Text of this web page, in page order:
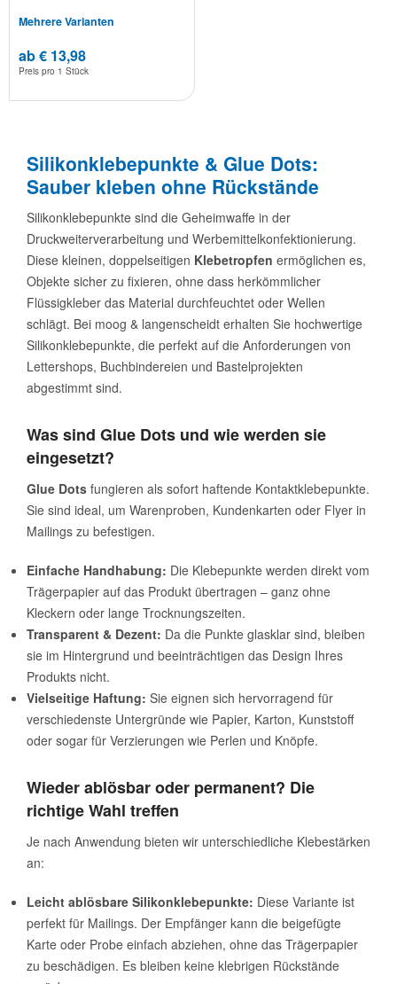
Mehrere Varianten
ab € 13,98
Preis pro 1 Stück
Silikonklebepunkte & Glue Dots:
Sauber kleben ohne Rückstände
Silikonklebepunkte sind die Geheimwaffe in der
Druckweiterverarbeitung und Werbemittelkonfektionierung.
Diese kleinen, doppelseitigen Klebetropfen ermöglichen es,
Objekte sicher zu fixieren, ohne dass herkömmlicher
Flüssigkleber das Material durchfeuchtet oder Wellen
schlägt. Bei moog & langenscheidt erhalten Sie hochwertige
Silikonklebepunkte, die perfekt auf die Anforderungen von
Lettershops, Buchbindereien und Bastelprojekten
abgestimmt sind.
Was sind Glue Dots und wie werden sie
eingesetzt?
Glue Dots fungieren als sofort haftende Kontaktklebepunkte.
Sie sind ideal, um Warenproben, Kundenkarten oder Flyer in
Mailings zu befestigen.
Einfache Handhabung: Die Klebepunkte werden direkt vom
Trägerpapier auf das Produkt übertragen – ganz ohne
Kleckern oder lange Trocknungszeiten.
Transparent & Dezent: Da die Punkte glasklar sind, bleiben
sie im Hintergrund und beeinträchtigen das Design Ihres
Produkts nicht.
Vielseitige Haftung: Sie eignen sich hervorragend für
verschiedenste Untergründe wie Papier, Karton, Kunststoff
oder sogar für Verzierungen wie Perlen und Knöpfe.
Wieder ablösbar oder permanent? Die
richtige Wahl treffen
Je nach Anwendung bieten wir unterschiedliche Klebestärken
an:
Leicht ablösbare Silikonklebepunkte: Diese Variante ist
perfekt für Mailings. Der Empfänger kann die beigefügte
Karte oder Probe einfach abziehen, ohne das Trägerpapier
zu beschädigen. Es bleiben keine klebrigen Rückstände